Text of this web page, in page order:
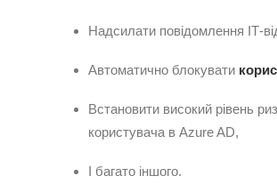
Надсилати повідомлення ІТ-
Автоматично блокувати
Встановити високий рівень
користувача в Azure AD,
І багато іншого.